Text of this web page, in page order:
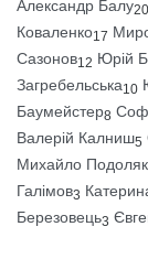
Александр Балу20
Коваленко17
Сазонов12 Юрій
Загребельська10
Баумейстер8
Валерій Калниш5
Михайло Подоляк
Галімов3
Березовець3